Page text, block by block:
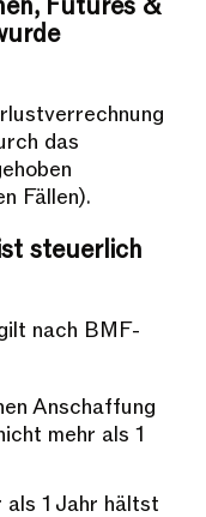
das
Fällen).
steuerlich
nach BMF-
Anschaffung
mehr als 1
1 Jahr hältst